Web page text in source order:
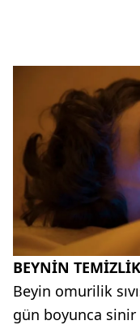
BEYNİN
Beyin omurilik
gün boyunca